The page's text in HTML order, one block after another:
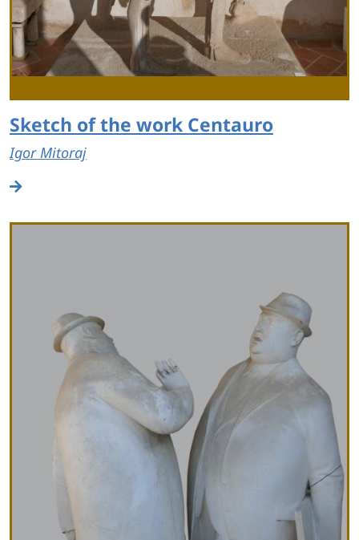
Sketch of the work Centauro
Igor Mitoraj